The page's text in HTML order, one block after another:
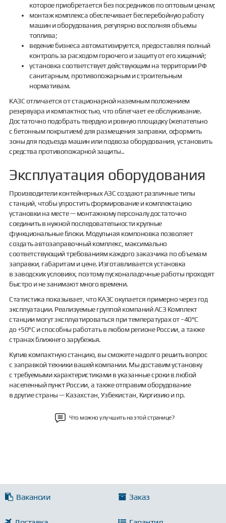
которое приобретается без посредников по оптовым ценам;
монтаж комплекса обеспечивает бесперебойную работу
машин и оборудования, регулярно восполняя объемы
топлива;
ведение бизнеса автоматизируется, предоставляя полный
контроль за расходом горючего и защиту от его хищений;
установка соответствует действующим на территории РФ
санитарным, противопожарным и строительным
нормативам.
КАЗС отличается от стационарной наземным положением
резервуара и компактностью, что облегчает ее обслуживание.
Достаточно подобрать твердую и ровную площадку (желательно
с бетонным покрытием) для размещения заправки, оформить
зоны для подъезда машин или подвоза оборудования, установить
средства противопожарной защиты..
Эксплуатация оборудования
Производители контейнерных АЗС создают различные типы
станций, чтобы упростить формирование и комплектацию
установки на месте — монтажному персоналу достаточно
соединить в нужной последовательности крупные
функциональные блоки. Модульная компоновка позволяет
создать автозаправочный комплекс, максимально
соответствующий требованиям каждого заказчика по объемам
заправки, габаритам и цене. Изготавливается установка
в заводских условиях, поэтому пусконаладочные работы проходят
быстро и не занимают много времени.
Статистика показывает, что КАЗС окупается примерно через год
эксплуатации. Реализуемые группой компаний АСЗ Комплект
станции могут эксплуатироваться при температурах от −40°С
до +50°С и способны работать в любом регионе России, а также
странах ближнего зарубежья.
Купив компактную станцию, вы сможете надолго решить вопрос
с заправкой техники вашей компании. Мы доставим установку
с требуемыми характеристиками в указанные сроки в любой
населенный пункт России, а также отправим оборудование
в другие страны — Казахстан, Узбекистан, Киргизию и пр.
Что можно улучшить на этой странице?
Вакансии Заказ